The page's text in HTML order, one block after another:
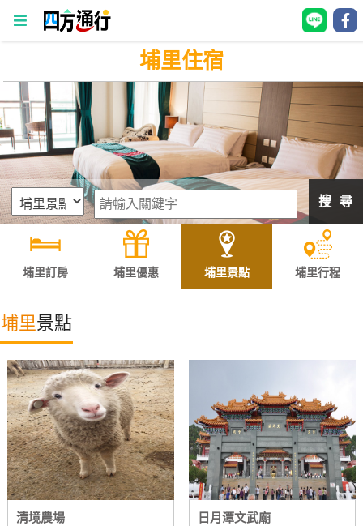
四
方
通
行
訂
房
灣
訂
房
直接跟飯店訂房HOT
特
色
民
宿
全
球
埔里住宿
搜 尋
埔里訂房 埔里優惠 埔里景點 埔里行程
埔里景點
清境農場
日月潭文武廟